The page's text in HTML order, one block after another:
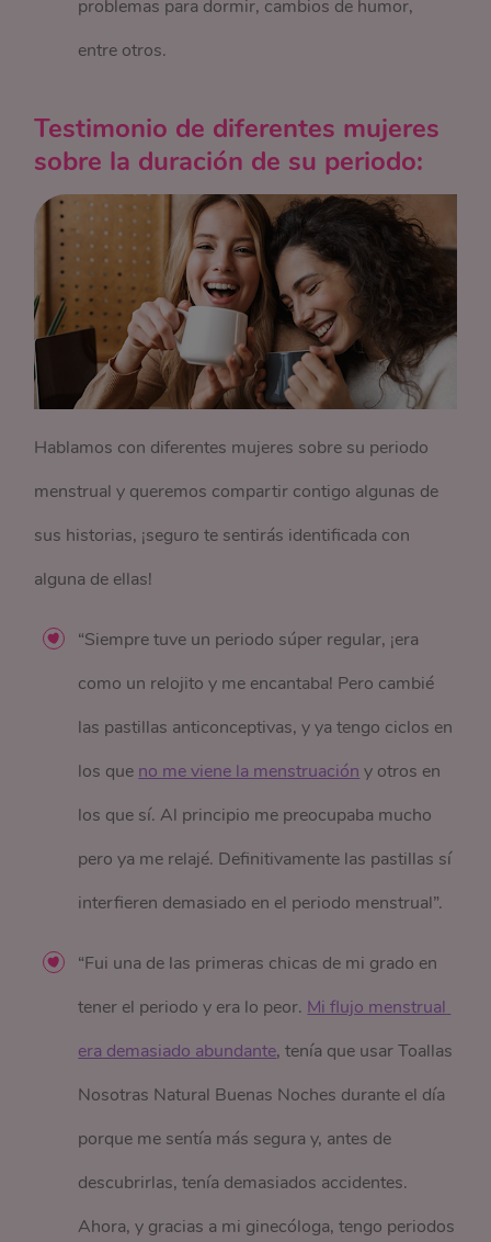
problemas para dormir, cambios de humor,
entre otros.
Testimonio de diferentes mujeres
sobre la duración de su periodo:
Hablamos con diferentes mujeres sobre su periodo
menstrual y queremos compartir contigo algunas de
sus historias, ¡seguro te sentirás identificada con
alguna de ellas!
“Siempre tuve un periodo súper regular, ¡era
como un relojito y me encantaba! Pero cambié
las pastillas anticonceptivas, y ya tengo ciclos en
los que no me viene la menstruación y otros en
los que sí. Al principio me preocupaba mucho
pero ya me relajé. Definitivamente las pastillas sí
interfieren demasiado en el periodo menstrual”.
“Fui una de las primeras chicas de mi grado en
tener el periodo y era lo peor. Mi flujo menstrual
era demasiado abundante, tenía que usar Toallas
Nosotras Natural Buenas Noches durante el día
porque me sentía más segura y, antes de
descubrirlas, tenía demasiados accidentes.
Ahora, y gracias a mi ginecóloga, tengo periodos